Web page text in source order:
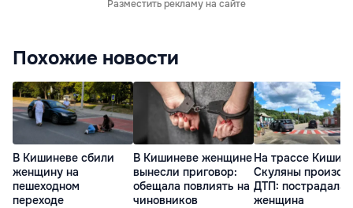
Разместить рекламу на сайте
Похожие новости
В Кишиневе сбили
женщину на
пешеходном
переходе
В Кишиневе женщине
вынесли приговор:
обещала повлиять на
чиновников
На трассе
Скуляны
ДТП: пострадала
женщина